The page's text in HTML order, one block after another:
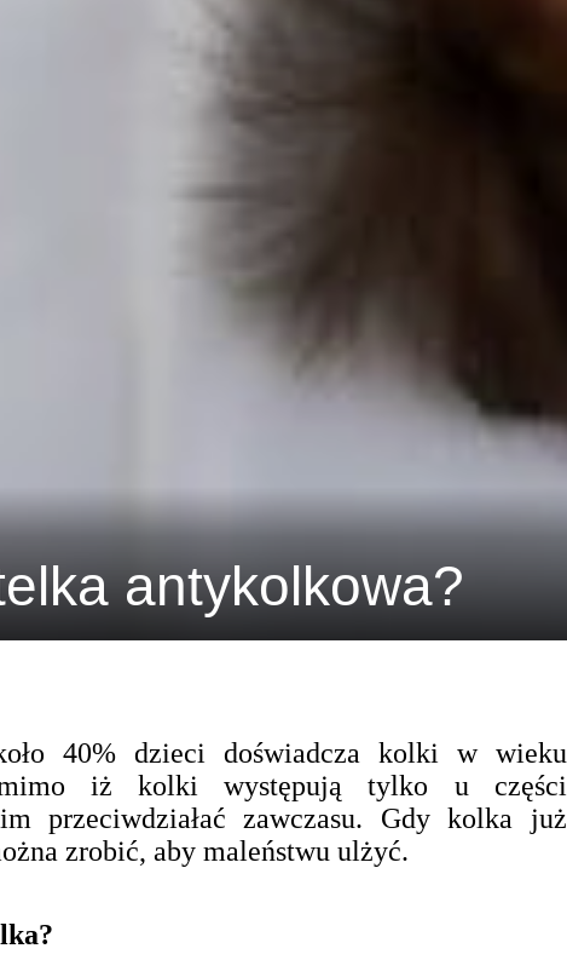
antykolkowa?
40% dzieci doświadcza kolki w wieku
iż kolki występują tylko u części
przeciwdziałać zawczasu. Gdy kolka już
zrobić, aby maleństwu ulżyć.